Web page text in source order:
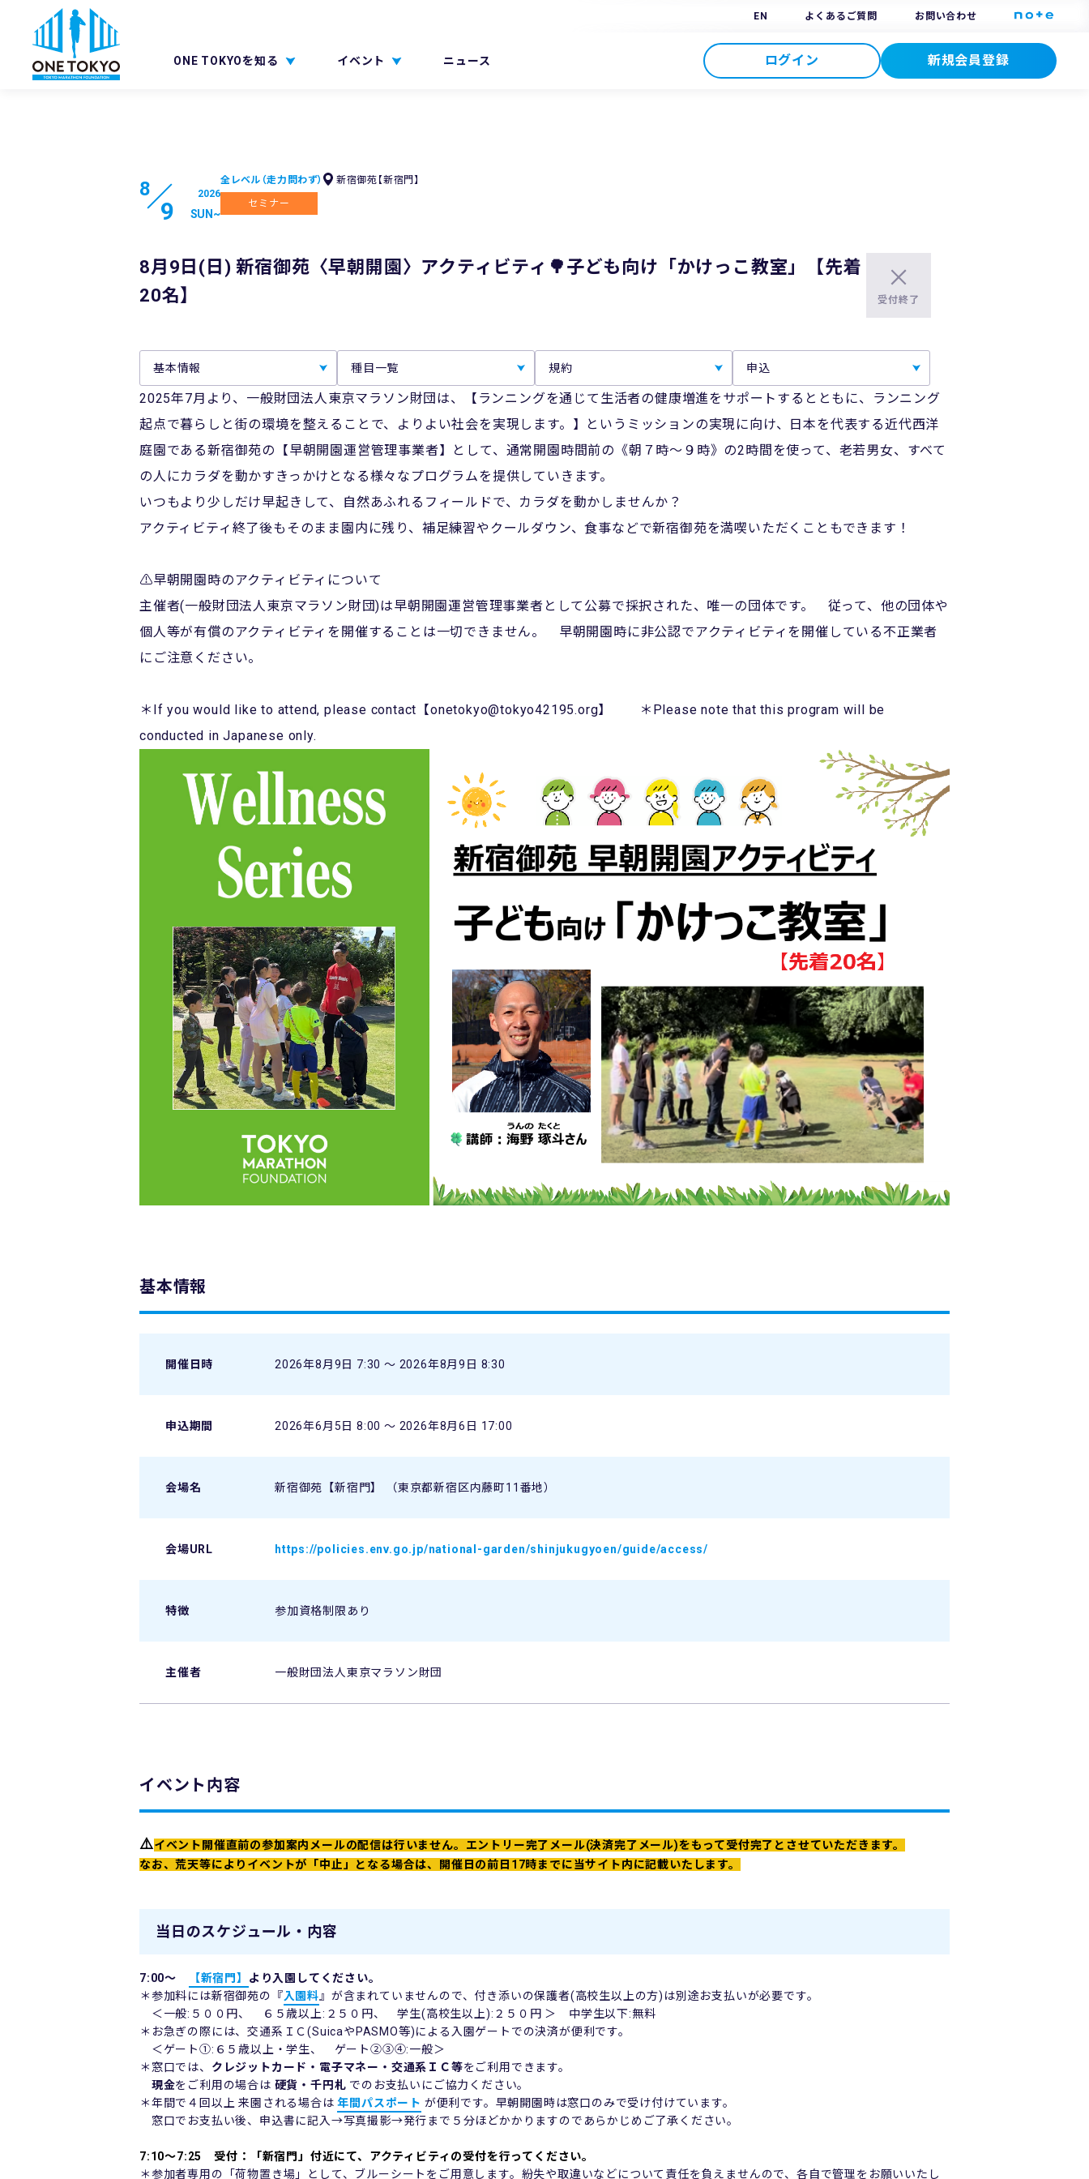
EN よくあるご質問 お問い合わせ
ONE TOKYOを知る イベント ニュース ログイン 新規会員登録
8
9
2026
SUN ~
全レベル（走力問わず） 新宿御苑【新宿門】
セミナー
8月9日(日) 新宿御苑〈早朝開園〉アクティビティ🌳子ども向け「かけっこ教室」【先着
20名】
受付終了
基本情報 種目一覧 規約 申込
2025年7月より、一般財団法人東京マラソン財団は、【ランニングを通じて生活者の健康増進をサポートするとともに、ランニング
起点で暮らしと街の環境を整えることで、よりよい社会を実現します。】というミッションの実現に向け、日本を代表する近代西洋
庭園である新宿御苑の【早朝開園運営管理事業者】として、通常開園時間前の《朝７時～９時》の2時間を使って、老若男女、すべて
の人にカラダを動かすきっかけとなる様々なプログラムを提供していきます。
いつもより少しだけ早起きして、自然あふれるフィールドで、カラダを動かしませんか？
アクティビティ終了後もそのまま園内に残り、補足練習やクールダウン、食事などで新宿御苑を満喫いただくこともできます！
⚠️早朝開園時のアクティビティについて
主催者(一般財団法人東京マラソン財団)は早朝開園運営管理事業者として公募で採択された、唯一の団体です。 従って、他の団体や
個人等が有償のアクティビティを開催することは一切できません。 早朝開園時に非公認でアクティビティを開催している不正業者
にご注意ください。
＊If you would like to attend, please contact【onetokyo@tokyo42195.org】 ＊Please note that this program will be
conducted in Japanese only.
基本情報
開催日時 2026年8月9日 7:30 〜 2026年8月9日 8:30
申込期間 2026年6月5日 8:00 〜 2026年8月6日 17:00
会場名 新宿御苑【新宿門】 （東京都新宿区内藤町11番地）
会場URL https://policies.env.go.jp/national-garden/shinjukugyoen/guide/access/
特徴 参加資格制限あり
主催者 一般財団法人東京マラソン財団
イベント内容
⚠️イベント開催直前の参加案内メールの配信は行いません。エントリー完了メール(決済完了メール)をもって受付完了とさせていただきます。
なお、荒天等によりイベントが「中止」となる場合は、開催日の前日17時までに当サイト内に記載いたします。
当日のスケジュール・内容
7:00～ 【新宿門】 より入園してください。
＊参加料には新宿御苑の『入園料 』が含まれていませんので、付き添いの保護者(高校生以上の方)は別途お支払いが必要です。
＜一般:５００円、 ６５歳以上:２５０円、 学生(高校生以上):２５０円 ＞ 中学生以下:無料
＊お急ぎの際には、交通系ＩＣ(SuicaやPASMO等)による入園ゲートでの決済が便利です。
＜ゲート①:６５歳以上・学生、 ゲート②③④:一般＞
＊窓口では、 クレジットカード・電子マネー・交通系ＩＣ等をご利用できます。
現金をご利用の場合は 硬貨・千円札 でのお支払いにご協力ください。
＊年間で４回以上 来園される場合は年間パスポート が便利です。早朝開園時は窓口のみで受け付けています。
窓口でお支払い後、申込書に記入→写真撮影→発行まで５分ほどかかりますのであらかじめご了承ください。
7:10～7:25 受付：「新宿門」付近にて、アクティビティの受付を行ってください。
＊参加者専用の「荷物置き場」として、ブルーシートをご用意します。紛失や取違いなどについて責任を負えませんので、各自で管理をお願いいたし